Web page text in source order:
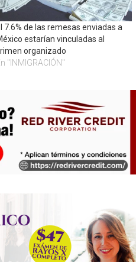
7.6% de las remesas enviadas a
estarían vinculadas al
organizado
"INMIGRACIÓN"